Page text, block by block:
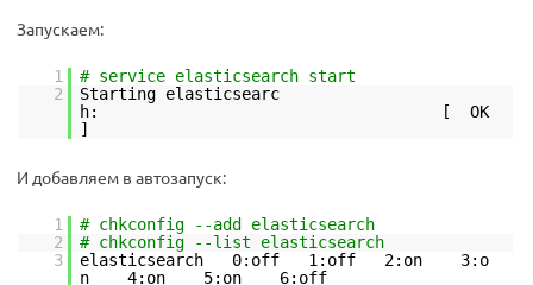
Запускаем:
1
# service elasticsearch start
2
Starting elasticsearc
h: [ OK
]
И добавляем в автозапуск:
1
# chkconfig --add elasticsearch
2
# chkconfig --list elasticsearch
3
elasticsearch 0:off 1:off 2:on 3:o
n 4:on 5:on 6:off